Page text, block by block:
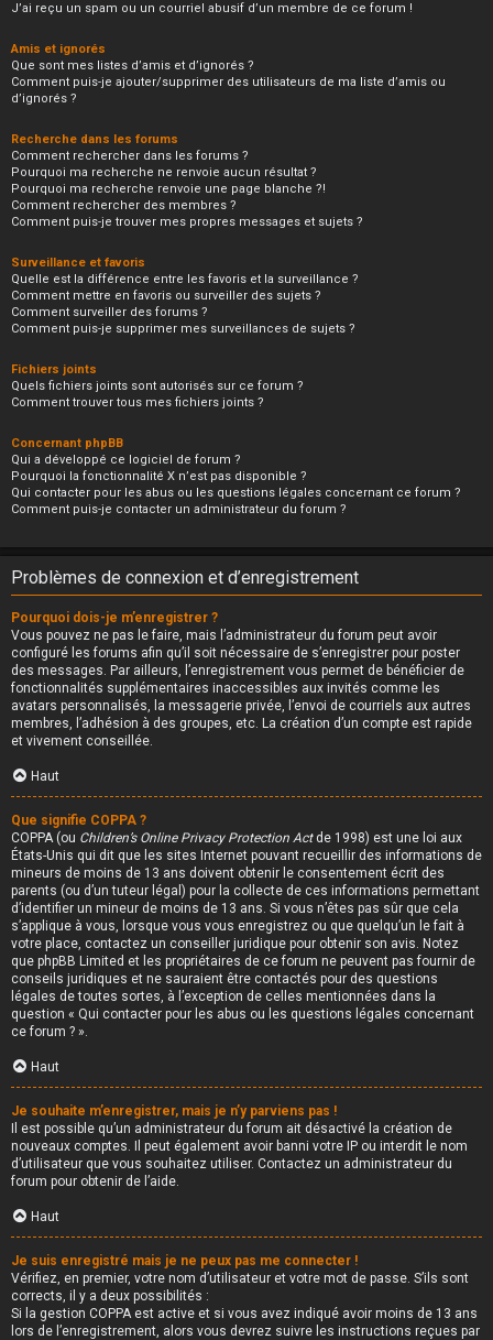
J’ai reçu un spam ou un courriel abusif d’un membre de ce forum !
Amis et ignorés
Que sont mes listes d’amis et d’ignorés ?
Comment puis-je ajouter/supprimer des utilisateurs de ma liste d’amis ou
d’ignorés ?
Recherche dans les forums
Comment rechercher dans les forums ?
Pourquoi ma recherche ne renvoie aucun résultat ?
Pourquoi ma recherche renvoie une page blanche ?!
Comment rechercher des membres ?
Comment puis-je trouver mes propres messages et sujets ?
Surveillance et favoris
Quelle est la différence entre les favoris et la surveillance ?
Comment mettre en favoris ou surveiller des sujets ?
Comment surveiller des forums ?
Comment puis-je supprimer mes surveillances de sujets ?
Fichiers joints
Quels fichiers joints sont autorisés sur ce forum ?
Comment trouver tous mes fichiers joints ?
Concernant phpBB
Qui a développé ce logiciel de forum ?
Pourquoi la fonctionnalité X n’est pas disponible ?
Qui contacter pour les abus ou les questions légales concernant ce forum ?
Comment puis-je contacter un administrateur du forum ?
Problèmes de connexion et d’enregistrement
Pourquoi dois-je m’enregistrer ?
Vous pouvez ne pas le faire, mais l’administrateur du forum peut avoir
configuré les forums afin qu’il soit nécessaire de s’enregistrer pour poster
des messages. Par ailleurs, l’enregistrement vous permet de bénéficier de
fonctionnalités supplémentaires inaccessibles aux invités comme les
avatars personnalisés, la messagerie privée, l’envoi de courriels aux autres
membres, l’adhésion à des groupes, etc. La création d’un compte est rapide
et vivement conseillée.
Haut
Que signifie COPPA ?
COPPA (ou Children’s Online Privacy Protection Actde 1998) est une loi aux
États-Unis qui dit que les sites Internet pouvant recueillir des informations de
mineurs de moins de 13 ans doivent obtenir le consentement écrit des
parents (ou d’un tuteur légal) pour la collecte de ces informations permettant
d’identifier un mineur de moins de 13 ans. Si vous n’êtes pas sûr que cela
s’applique à vous, lorsque vous vous enregistrez ou que quelqu’un le fait à
votre place, contactez un conseiller juridique pour obtenir son avis. Notez
que phpBB Limited et les propriétaires de ce forum ne peuvent pas fournir de
conseils juridiques et ne sauraient être contactés pour des questions
légales de toutes sortes, à l’exception de celles mentionnées dans la
question « Qui contacter pour les abus ou les questions légales concernant
ce forum ? ».
Haut
Je souhaite m’enregistrer, mais je n’y parviens pas !
Il est possible qu’un administrateur du forum ait désactivé la création de
nouveaux comptes. Il peut également avoir banni votre IP ou interdit le nom
d’utilisateur que vous souhaitez utiliser. Contactez un administrateur du
forum pour obtenir de l’aide.
Haut
Je suis enregistré mais je ne peux pas me connecter !
Vérifiez, en premier, votre nom d’utilisateur et votre mot de passe. S’ils sont
corrects, il y a deux possibilités :
Si la gestion COPPA est active et si vous avez indiqué avoir moins de 13 ans
lors de l’enregistrement, alors vous devrez suivre les instructions reçues par